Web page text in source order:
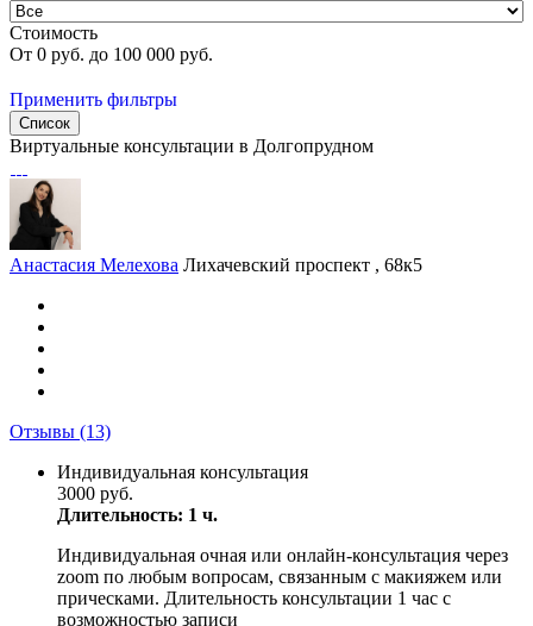
Стоимость
От 0 руб. до 100 000 руб.
Применить фильтры
Список
Виртуальные консультации в Долгопрудном
Анастасия Мелехова Лихачевский проспект , 68к5
Отзывы (13)
Индивидуальная консультация
3000 руб.
Длительность: 1 ч.
Индивидуальная очная или онлайн-консультация через
zoom по любым вопросам, связанным с макияжем или
прическами. Длительность консультации 1 час с
возможностью записи